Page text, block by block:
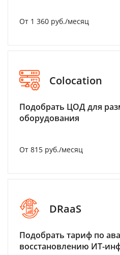
От 1 360 руб./месяц
Colocation
Подобрать ЦОД для
оборудования
От 815 руб./месяц
DRaaS
Подобрать тариф по
восстановлению ИТ-